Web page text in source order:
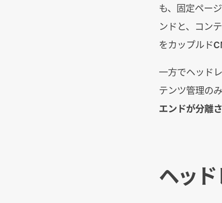
も、固定ペー
ンドと、コン
をカップルド
一方でヘッド
テンツ管理の
エンドが分離
ヘッ